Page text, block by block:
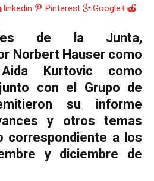
linkedin Pinterest
Google+
de la Junta,
Norbert Hauser como
Kurtovic como
con el Grupo de
su informe
y otros temas
correspondiente a los
y diciembre de